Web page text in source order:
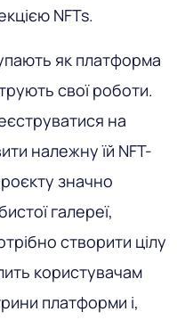
NFTs.
як платформа
свої роботи.
на
належну їй NFT-
значно
галереї,
створити цілу
користувачам
платформи і,